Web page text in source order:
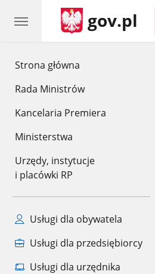
Strona główna
Rada Ministrów
Kancelaria Premiera
Ministerstwa
Urzędy, instytucje
i placówki RP
Usługi dla obywatela
Usługi dla przedsiębiorcy
Usługi dla urzędnika
gov.pl